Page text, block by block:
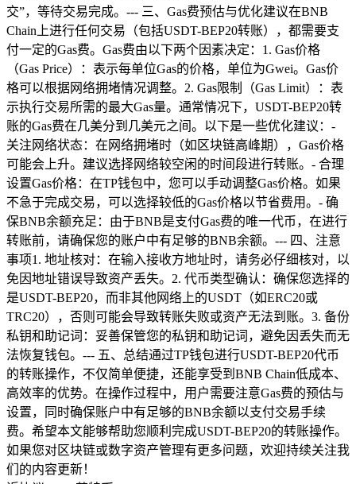
交”，等待交易完成。--- 三、Gas费预估与优化建议在BNB
Chain上进行任何交易（包括USDT-BEP20转账），都需要支
付一定的Gas费。Gas费由以下两个因素决定：1. Gas价格
（Gas Price）：表示每单位Gas的价格，单位为Gwei。Gas价
格可以根据网络拥堵情况调整。2. Gas限制（Gas Limit）：表
示执行交易所需的最大Gas量。通常情况下，USDT-BEP20转
账的Gas费在几美分到几美元之间。以下是一些优化建议：-
关注网络状态：在网络拥堵时（如区块链高峰期），Gas价格
可能会上升。建议选择网络较空闲的时间段进行转账。- 合理
设置Gas价格：在TP钱包中，您可以手动调整Gas价格。如果
不急于完成交易，可以选择较低的Gas价格以节省费用。- 确
保BNB余额充足：由于BNB是支付Gas费的唯一代币，在进行
转账前，请确保您的账户中有足够的BNB余额。--- 四、注意
事项1. 地址核对：在输入接收方地址时，请务必仔细核对，以
免因地址错误导致资产丢失。2. 代币类型确认：确保您选择的
是USDT-BEP20，而非其他网络上的USDT（如ERC20或
TRC20），否则可能会导致转账失败或资产无法到账。3. 备份
私钥和助记词：妥善保管您的私钥和助记词，避免因丢失而无
法恢复钱包。--- 五、总结通过TP钱包进行USDT-BEP20代币
的转账操作，不仅简单便捷，还能享受到BNB Chain低成本、
高效率的优势。在操作过程中，用户需要注意Gas费的预估与
设置，同时确保账户中有足够的BNB余额以支付交易手续
费。希望本文能够帮助您顺利完成USDT-BEP20的转账操作。
如果您对区块链或数字资产管理有更多问题，欢迎持续关注我
们的内容更新！